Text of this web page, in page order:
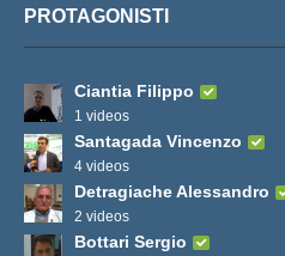
PROTAGONISTI
Ciantia Filippo
1 videos
Santagada Vincenzo
4 videos
Detragiache Alessandro
2 videos
Bottari Sergio